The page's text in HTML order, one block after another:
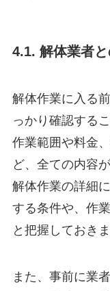
4.1. 解体業者
解体作業に入る
っかり確認する
作業範囲や料金
ど、全ての内容
解体作業の詳細
する条件や、作
と把握しておきま
また、事前に業